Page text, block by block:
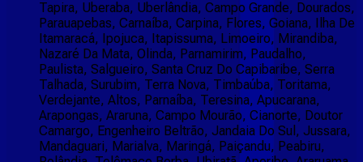
Tapira, Uberaba, Uberlândia, Campo Grande, Dourados,
Parauapebas, Carnaíba, Carpina, Flores, Goiana, Ilha De
Itamaracá, Ipojuca, Itapissuma, Limoeiro, Mirandiba,
Nazaré Da Mata, Olinda, Parnamirim, Paudalho,
Paulista, Salgueiro, Santa Cruz Do Capibaribe, Serra
Talhada, Surubim, Terra Nova, Timbaúba, Toritama,
Verdejante, Altos, Parnaíba, Teresina, Apucarana,
Arapongas, Araruna, Campo Mourão, Cianorte, Doutor
Camargo, Engenheiro Beltrão, Jandaia Do Sul, Jussara,
Mandaguari, Marialva, Maringá, Paiçandu, Peabiru,